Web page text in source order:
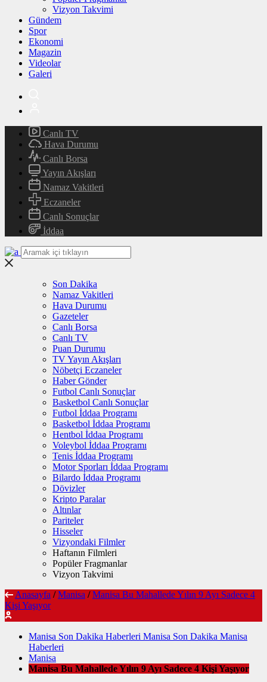
Vizyon Takvimi
Gündem
Spor
Ekonomi
Magazin
Videolar
Galeri
Canlı TV
Hava Durumu
Canlı Borsa
Yayın Akışları
Namaz Vakitleri
Eczaneler
Canlı Sonuçlar
İddaa
Son Dakika
Namaz Vakitleri
Hava Durumu
Gazeteler
Canlı Borsa
Canlı TV
Puan Durumu
TV Yayın Akışları
Nöbetçi Eczaneler
Haber Gönder
Futbol Canlı Sonuçlar
Basketbol Canlı Sonuçlar
Futbol İddaa Programı
Basketbol İddaa Programı
Hentbol İddaa Programı
Voleybol İddaa Programı
Tenis İddaa Programı
Motor Sporları İddaa Programı
Bilardo İddaa Programı
Dövizler
Kripto Paralar
Altınlar
Pariteler
Hisseler
Vizyondaki Filmler
Haftanın Filmleri
Popüler Fragmanlar
Vizyon Takvimi
Anasayfa / Manisa / Manisa Bu Mahallede Yılın 9 Ayı Sadece 4
Kişi Yaşıyor
Manisa Son Dakika Haberleri Manisa Son Dakika Manisa
Haberleri
Manisa
Manisa Bu Mahallede Yılın 9 Ayı Sadece 4 Kişi Yaşıyor